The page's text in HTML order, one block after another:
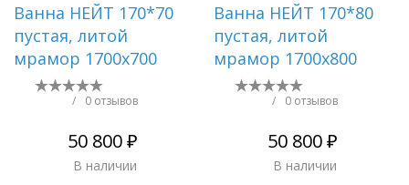
Ванна НЕЙТ 170*70
пустая, литой
мрамор 1700х700
/ 0 отзывов
50 800 ₽
В наличии
Ванна НЕЙТ 170*80
пустая, литой
мрамор 1700х800
/ 0 отзывов
50 800 ₽
В наличии